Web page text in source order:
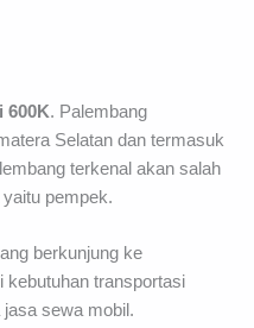
600K. Palembang
Selatan dan termasuk
terkenal akan salah
pempek.
berkunjung ke
kebutuhan transportasi
sewa mobil.